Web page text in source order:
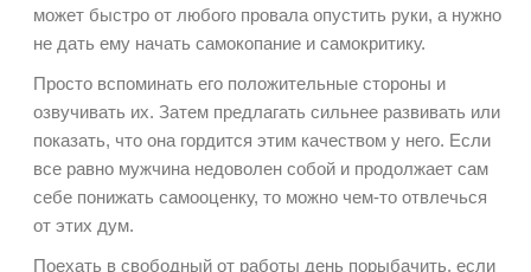
может быстро от любого провала опустить руки, а нужно
не дать ему начать самокопание и самокритику.
Просто вспоминать его положительные стороны и
озвучивать их. Затем предлагать сильнее развивать или
показать, что она гордится этим качеством у него. Если
все равно мужчина недоволен собой и продолжает сам
себе понижать самооценку, то можно чем-то отвлечься
от этих дум.
Поехать в свободный от работы день порыбачить, если